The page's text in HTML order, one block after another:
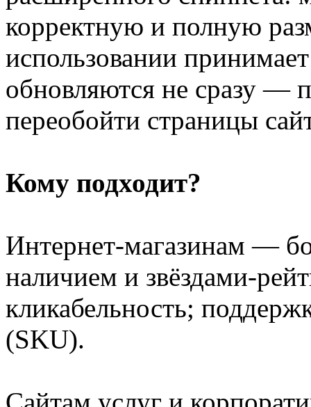
корректную и полную
использовании
обновляются не сразу —
переобойти страницы
Кому подходит?
Интернет-магазинам —
наличием и звёздами-
кликабельность;
(SKU).